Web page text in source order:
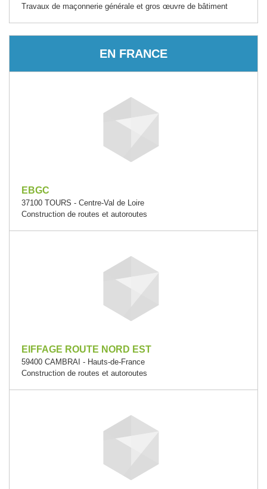
Travaux de maçonnerie générale et gros œuvre de bâtiment
EN FRANCE
EBGC
37100 TOURS - Centre-Val de Loire
Construction de routes et autoroutes
EIFFAGE ROUTE NORD EST
59400 CAMBRAI - Hauts-de-France
Construction de routes et autoroutes